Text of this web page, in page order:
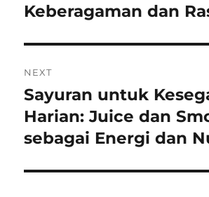
Keberagaman dan
NEXT
Next
post:
Sayuran untuk
Harian: Juice dan
sebagai Energi dan